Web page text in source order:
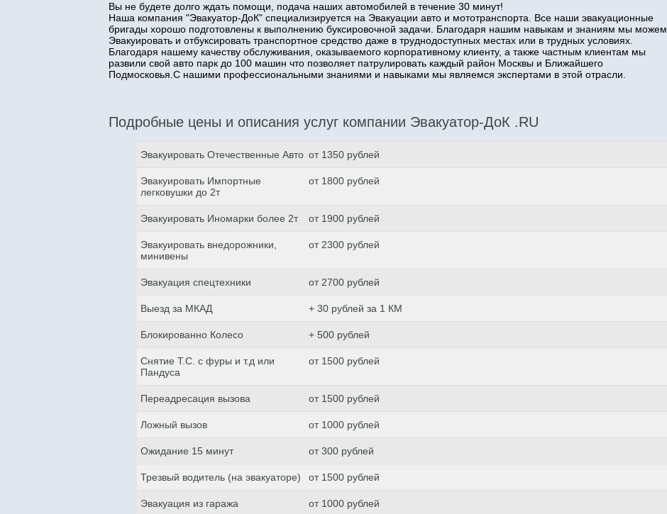
Вы не будете долго ждать помощи, подача наших автомобилей в течение 30 минут!
Наша компания "Эвакуатор-ДоК" специализируется на Эвакуации авто и мототранспорта. Все наши эвакуационные
бригады хорошо подготовлены к выполнению буксировочной задачи. Благодаря нашим навыкам и знаниям мы можем
Эвакуировать и отбуксировать транспортное средство даже в труднодоступных местах или в трудных условиях.
Благодаря нашему качеству обслуживания, оказываемого корпоративному клиенту, а также частным клиентам мы
развили свой авто парк до 100 машин что позволяет патрулировать каждый район Москвы и Ближайшего
Подмосковья.С нашими профессиональными знаниями и навыками мы являемся экспертами в этой отрасли.
Подробные цены и описания услуг компании Эвакуатор-ДоК .RU
Эвакуировать Отечественные Авто от 1350 рублей
Эвакуировать Импортные
легковушки до 2т
от 1800 рублей
Эвакуировать Иномарки более 2т от 1900 рублей
Эвакуировать внедорожники,
минивены
от 2300 рублей
Эвакуация спецтехники от 2700 рублей
Выезд за МКАД + 30 рублей за 1 КМ
Блокированно Колесо + 500 рублей
Снятие Т.С. с фуры и т.д или
Пандуса
от 1500 рублей
Переадресация вызова от 1500 рублей
Ложный вызов от 1000 рублей
Ожидание 15 минут от 300 рублей
Трезвый водитель (на эвакуаторе) от 1500 рублей
Эвакуация из гаража от 1000 рублей